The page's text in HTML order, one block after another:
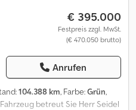
€ 395.000
Festpreis zzgl. MwSt.
(€ 470.050 brutto)
Anrufen
104.388 km, Farbe:Grün,
betreut Sie Herr Seidel